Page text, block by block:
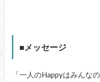
■メッセージ
「一人のHappyはみんな